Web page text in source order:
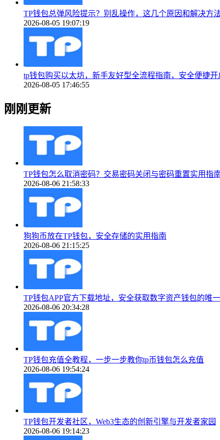
TP钱包总弹风险提示？别乱操作，这几个原因和解决方
2026-08-05 19:07:19
tp钱包购买以太坊，新手友好型全流程指南，安全便捷
2026-08-05 17:46:55
刚刚更新
TP钱包怎么取消密码？交易密码关闭与密码重置实用指
2026-08-06 21:58:33
狗狗币放在TP钱包，安全存储的实用指南
2026-08-06 21:15:25
TP钱包APP官方下载地址，安全获取数字资产钱包的唯
2026-08-06 20:34:28
TP钱包充值全教程，一步一步教你tp币钱包怎么充值
2026-08-06 19:54:24
TP钱包开发者社区，Web3生态的创新引擎与开发者家园
2026-08-06 19:14:23